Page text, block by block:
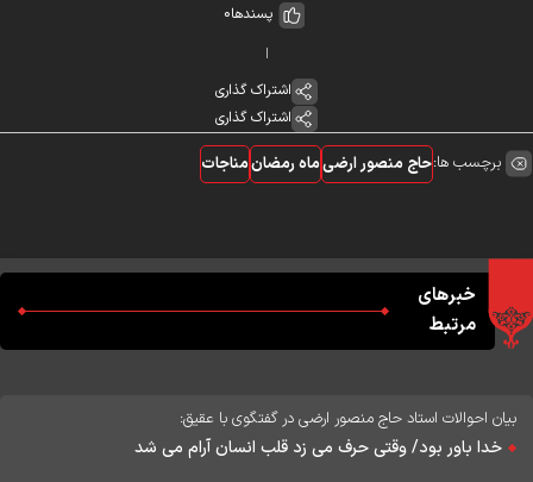
پسندها0
اشتراک گذاری
اشتراک گذاری
برچسب ها:حاج منصور ارضیماه رمضانمناجات
خبرهای
مرتبط
بیان احوالات استاد حاج منصور ارضی در گفتگوی با عقیق:
خدا باور بود/ وقتی حرف می زد قلب انسان آرام می شد